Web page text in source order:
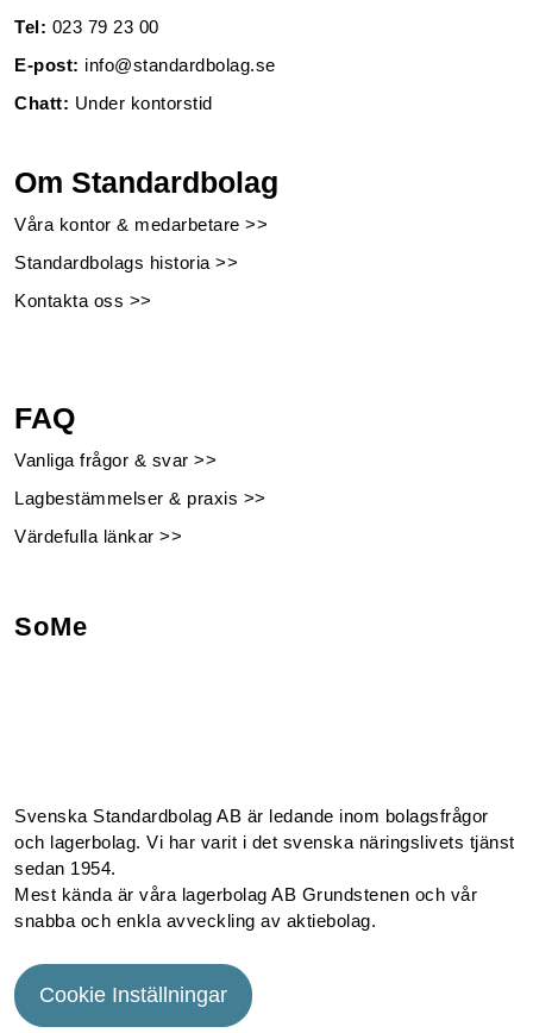
Tel: 023 79 23 00
E-post: info@standardbolag.se
Chatt: Under kontorstid
Om Standardbolag
Våra kontor & medarbetare >>
Standardbolags historia >>
Kontakta oss >>
FAQ
Vanliga frågor & svar >>
Lagbestämmelser & praxis >>
Värdefulla länkar >>
SoMe
Svenska Standardbolag AB är ledande inom bolagsfrågor
och lagerbolag. Vi har varit i det svenska näringslivets tjänst
sedan 1954.
Mest kända är våra lagerbolag AB Grundstenen och vår
snabba och enkla avveckling av aktiebolag.
Cookie Inställningar